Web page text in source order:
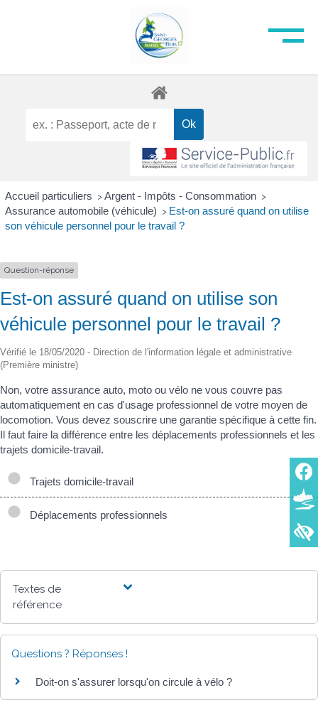
Accueil particuliers > Argent - Impôts - Consommation >
Assurance automobile (véhicule) > Est-on assuré quand on utilise
son véhicule personnel pour le travail ?
Question-réponse
Est-on assuré quand on utilise son
véhicule personnel pour le travail ?
Vérifié le 18/05/2020 - Direction de l'information légale et administrative
(Première ministre)
Non, votre assurance auto, moto ou vélo ne vous couvre pas
automatiquement en cas d'usage professionnel de votre moyen de
locomotion. Vous devez souscrire une garantie spécifique à cette fin.
Il faut faire la différence entre les déplacements professionnels et les
trajets domicile-travail.
Trajets domicile-travail
Déplacements professionnels
Textes de
référence
Questions ? Réponses !
Doit-on s'assurer lorsqu'on circule à vélo ?